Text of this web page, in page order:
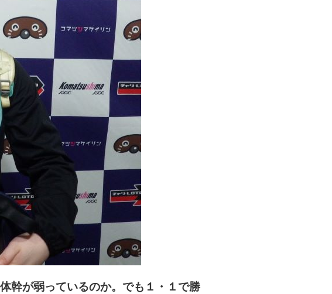
が弱っているのか。でも１・１で勝